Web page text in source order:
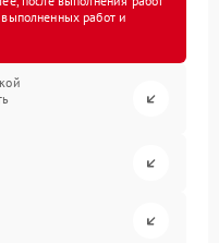
работ и